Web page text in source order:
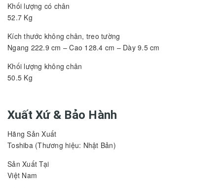
Khối lượng có chân
52.7 Kg
Kích thước không chân, treo tường
Ngang 222.9 cm – Cao 128.4 cm – Dày 9.5 cm
Khối lượng không chân
50.5 Kg
Xuất Xứ & Bảo Hành
Hãng Sản Xuất
Toshiba (Thương hiệu: Nhật Bản)
Sản Xuất Tại
Việt Nam